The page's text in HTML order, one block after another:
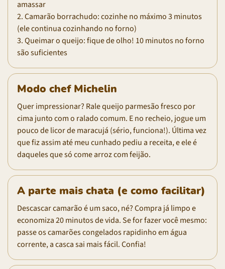
amassar
2. Camarão borrachudo: cozinhe no máximo 3 minutos
(ele continua cozinhando no forno)
3. Queimar o queijo: fique de olho! 10 minutos no forno
são suficientes
Modo chef Michelin
Quer impressionar? Rale queijo parmesão fresco por
cima junto com o ralado comum. E no recheio, jogue um
pouco de licor de maracujá (sério, funciona!). Última vez
que fiz assim até meu cunhado pediu a receita, e ele é
daqueles que só come arroz com feijão.
A parte mais chata (e como facilitar)
Descascar camarão é um saco, né? Compra já limpo e
economiza 20 minutos de vida. Se for fazer você mesmo:
passe os camarões congelados rapidinho em água
corrente, a casca sai mais fácil. Confia!